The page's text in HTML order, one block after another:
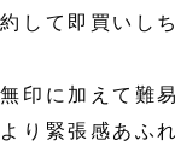
して即買いし
印に加えて難
り緊張感あふ